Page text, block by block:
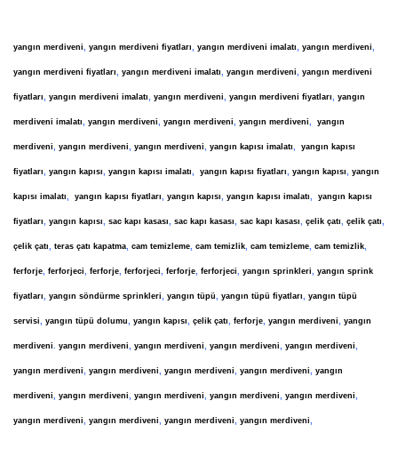
yangın merdiveni, yangın merdiveni fiyatları, yangın merdiveni imalatı, yangın merdiveni,
yangın merdiveni fiyatları, yangın merdiveni imalatı, yangın merdiveni, yangın merdiveni
fiyatları, yangın merdiveni imalatı, yangın merdiveni, yangın merdiveni fiyatları, yangın
merdiveni imalatı, yangın merdiveni, yangın merdiveni, yangın merdiveni, yangın
merdiveni, yangın merdiveni, yangın merdiveni, yangın kapısı imalatı, yangın kapısı
fiyatları, yangın kapısı, yangın kapısı imalatı, yangın kapısı fiyatları, yangın kapısı, yangın
kapısı imalatı, yangın kapısı fiyatları, yangın kapısı, yangın kapısı imalatı, yangın kapısı
fiyatları, yangın kapısı, sac kapı kasası, sac kapı kasası, sac kapı kasası, çelik çatı, çelik çatı,
çelik çatı, teras çatı kapatma, cam temizleme, cam temizlik, cam temizleme, cam temizlik,
ferforje, ferforjeci, ferforje, ferforjeci, ferforje, ferforjeci, yangın sprinkleri, yangın sprink
fiyatları, yangın söndürme sprinkleri, yangın tüpü, yangın tüpü fiyatları, yangın tüpü
servisi, yangın tüpü dolumu, yangın kapısı, çelik çatı, ferforje, yangın merdiveni, yangın
merdiveni. yangın merdiveni, yangın merdiveni, yangın merdiveni, yangın merdiveni,
yangın merdiveni, yangın merdiveni, yangın merdiveni, yangın merdiveni, yangın
merdiveni, yangın merdiveni, yangın merdiveni, yangın merdiveni, yangın merdiveni,
yangın merdiveni, yangın merdiveni, yangın merdiveni, yangın merdiveni,